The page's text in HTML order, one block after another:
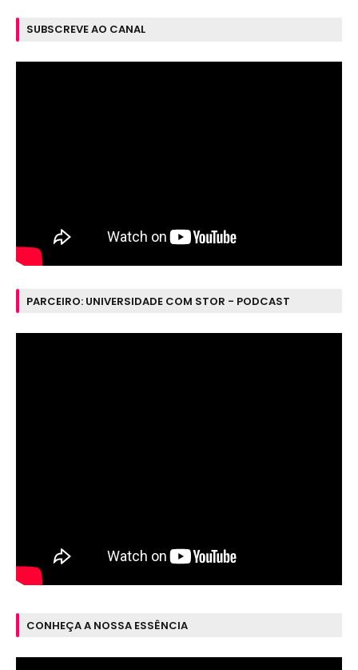
SUBSCREVE AO CANAL
PARCEIRO: UNIVERSIDADE COM STOR - PODCAST
CONHEÇA A NOSSA ESSÊNCIA